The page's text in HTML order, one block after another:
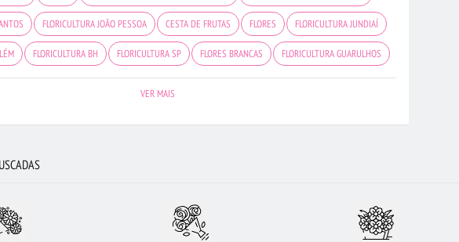
FLORICULTURA JOÃO PESSOA CESTA DE FRUTAS FLORES FLORICULTURA JUNDIAÍ
FLORICULTURA BH FLORICULTURA SP FLORES BRANCAS FLORICULTURA GUARULHOS
GOIÂNIA
ARRANJO DE FLORES
UBERLÂNDIA FLORICULTURA BARUERI BUQUÊS DE FLORES
VER MAIS